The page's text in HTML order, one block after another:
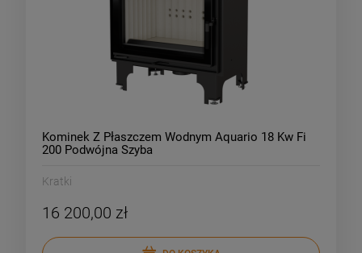
Kominek Z Płaszczem Wodnym Aquario 18 Kw Fi
200 Podwójna Szyba
Kratki
16 200,00 zł